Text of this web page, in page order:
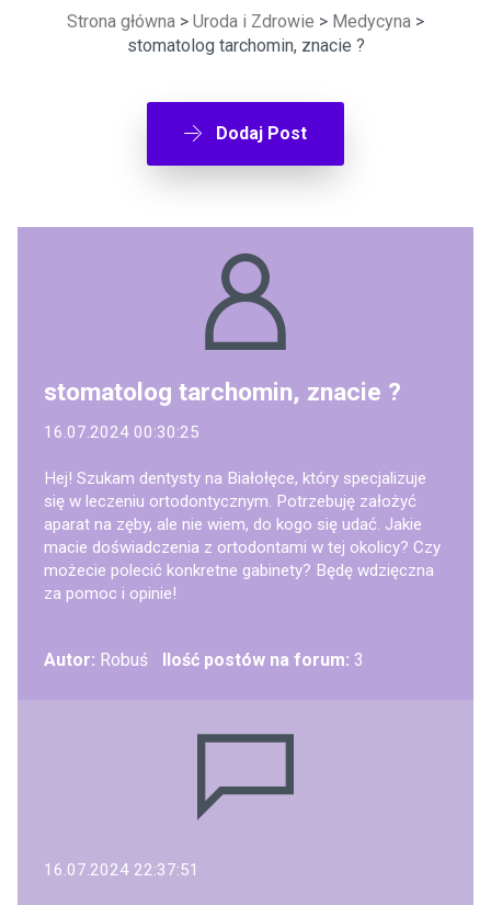
Strona główna > Uroda i Zdrowie > Medycyna >
stomatolog tarchomin, znacie ?
Dodaj Post
stomatolog tarchomin, znacie ?
16.07.2024 00:30:25
Hej! Szukam dentysty na Białołęce, który specjalizuje
się w leczeniu ortodontycznym. Potrzebuję założyć
aparat na zęby, ale nie wiem, do kogo się udać. Jakie
macie doświadczenia z ortodontami w tej okolicy? Czy
możecie polecić konkretne gabinety? Będę wdzięczna
za pomoc i opinie!
Autor: Robuś Ilość postów na forum: 3
16.07.2024 22:37:51